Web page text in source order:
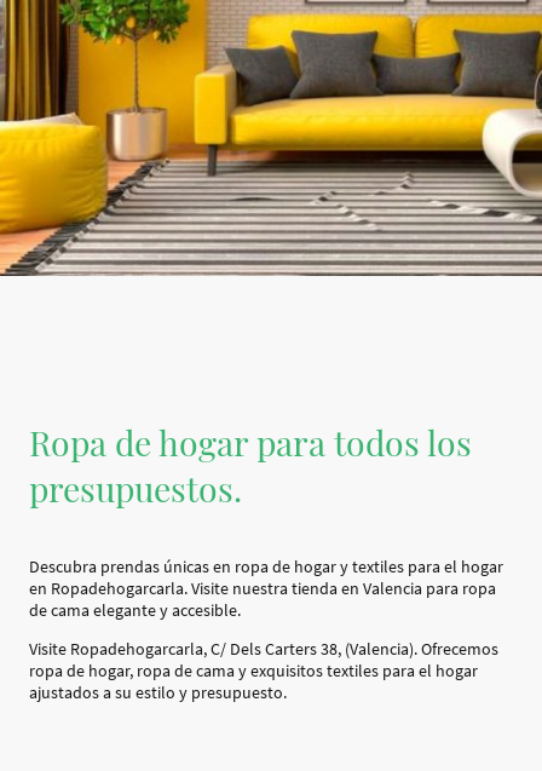
Ropa de hogar para todos los
presupuestos.
Descubra prendas únicas en ropa de hogar y textiles para el hogar
en Ropadehogarcarla. Visite nuestra tienda en Valencia para ropa
de cama elegante y accesible.
Visite Ropadehogarcarla, C/ Dels Carters 38, (Valencia). Ofrecemos
ropa de hogar, ropa de cama y exquisitos textiles para el hogar
ajustados a su estilo y presupuesto.